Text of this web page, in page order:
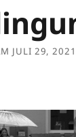
JULI 29, 2021